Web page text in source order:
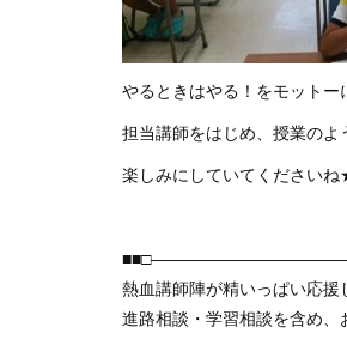
やるときはやる！をモットー
担当講師をはじめ、授業の
楽しみにしていてください
熱血講師陣が精いっぱい応援
進路相談・学習相談を含め、